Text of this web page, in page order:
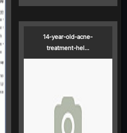
14-year-old-acne-
treatment-hel…